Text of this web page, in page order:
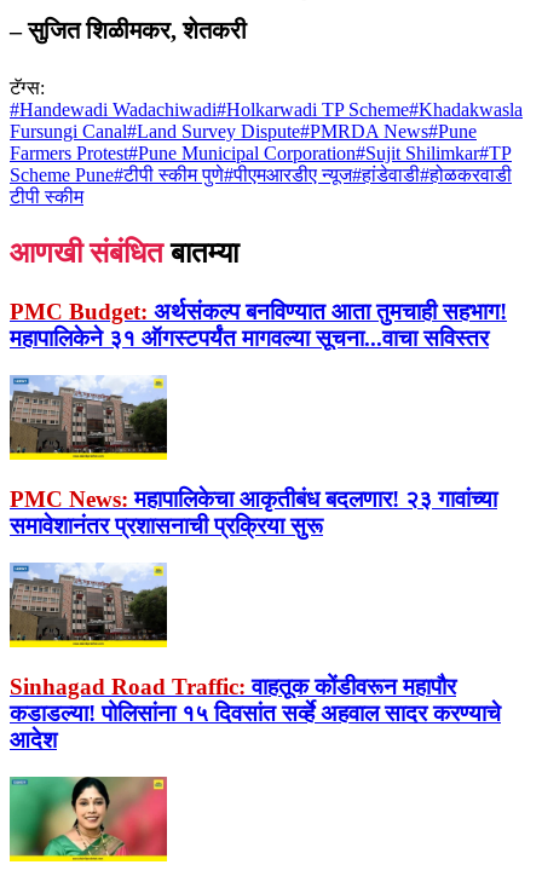
– सुजित शिळीमकर, शेतकरी
टॅग्स:
#Handewadi Wadachiwadi#Holkarwadi TP Scheme#Khadakwasla
Fursungi Canal#Land Survey Dispute#PMRDA News#Pune
Farmers Protest#Pune Municipal Corporation#Sujit Shilimkar#TP
Scheme Pune#टीपी स्कीम पुणे#पीएमआरडीए न्यूज#हांडेवाडी#होळकरवाडी
टीपी स्कीम
आणखी संबंधित बातम्या
PMC Budget: अर्थसंकल्प बनविण्यात आता तुमचाही सहभाग!
महापालिकेने ३१ ऑगस्टपर्यंत मागवल्या सूचना...वाचा सविस्तर
PMC News: महापालिकेचा आकृतीबंध बदलणार! २३ गावांच्या
समावेशानंतर प्रशासनाची प्रक्रिया सुरू
Sinhagad Road Traffic: वाहतूक कोंडीवरून महापौर
कडाडल्या! पोलिसांना १५ दिवसांत सर्व्हे अहवाल सादर करण्याचे
आदेश